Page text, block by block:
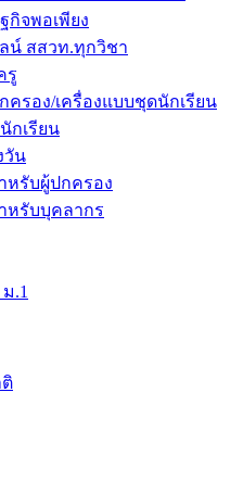
กิจพอเพียง
น์ สสวท.ทุกวิชา
รู
ครอง/เครื่องแบบชุดนักเรียน
กเรียน
วัน
หรับผู้ปกครอง
หรับบุคลากร
.1